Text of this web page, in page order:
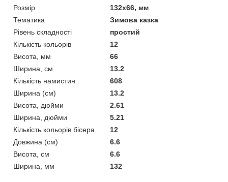
Розмір
132x66, мм
Тематика
Зимова казка
Рівень складності
простий
Кількість кольорів
12
Висота, мм
66
Ширина, см
13.2
Кількість намистин
608
Ширина (см)
13.2
Висота, дюйми
2.61
Ширина, дюйми
5.21
Кількість кольорів бісера
12
Довжина (см)
6.6
Висота, см
6.6
Ширина, мм
132